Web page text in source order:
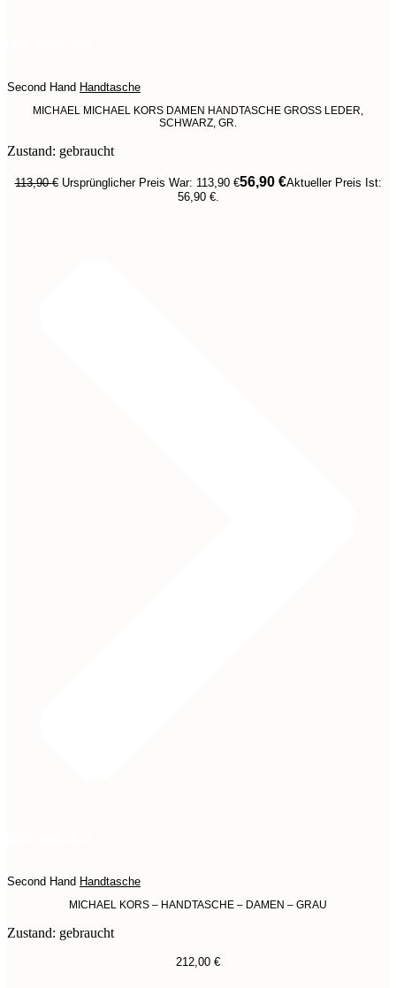
Second Hand Handtasche
MICHAEL MICHAEL KORS DAMEN HANDTASCHE GROSS LEDER,
SCHWARZ, GR.
Zustand: gebraucht
113,90€ Ursprünglicher Preis War: 113,90 €56,90 €Aktueller Preis Ist:
56,90 €.
Second Hand Handtasche
MICHAEL KORS – HANDTASCHE – DAMEN – GRAU
Zustand: gebraucht
212,00 €